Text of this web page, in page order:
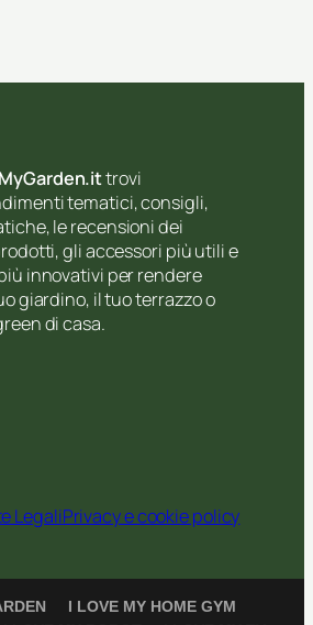
trovi
tematici, consigli,
le recensioni dei
gli accessori più utili e
innovativi per rendere
giardino, il tuo terrazzo o
di casa.
LegaliPrivacy e cookie policy
I LOVE MY HOME GYM